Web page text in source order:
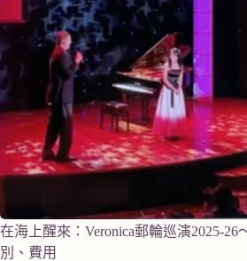
在海上醒來：Veronica郵輪巡演2025-26
別、費用